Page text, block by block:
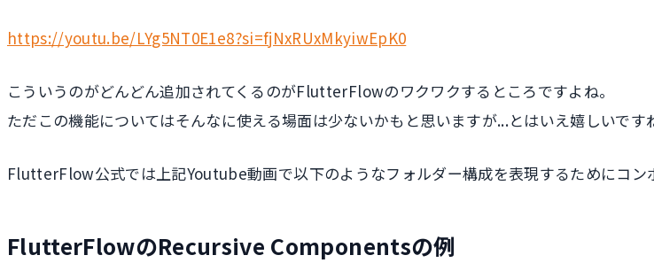
https://youtu.be/LYg5NT0E1e8?si=fjNxRUxMkyiwEpK0
こういうのがどんどん追加されてくるのがFlutterFlowのワクワクするところですよね。
ただこの機能についてはそんなに使える場面は少ないかもと思いますが...とはいえ嬉しいです
FlutterFlow公式では上記Youtube動画で以下のようなフォルダー構成を表現するためにコン
FlutterFlowのRecursive Componentsの例